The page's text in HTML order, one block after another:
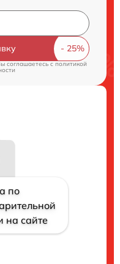
соглашаетесь cполитикой
по
на сайте